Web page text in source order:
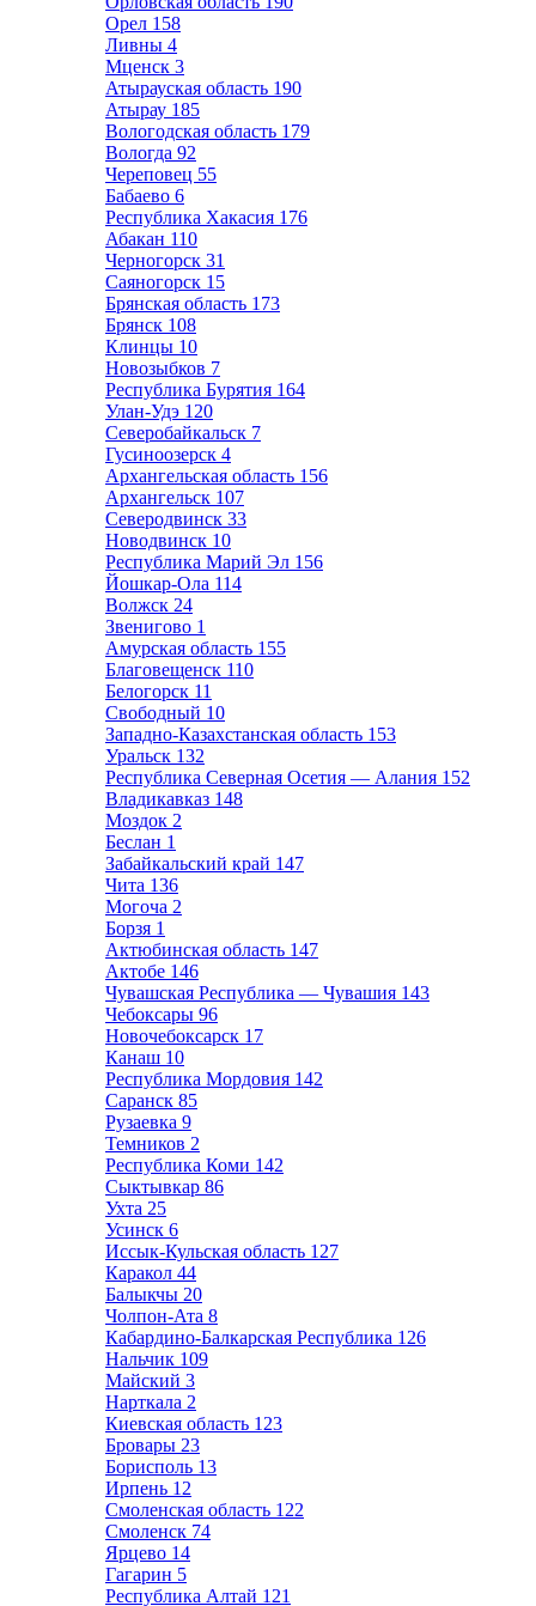
Орел 158
Ливны 4
Мценск 3
Атырауская область 190
Атырау 185
Вологодская область 179
Вологда 92
Череповец 55
Бабаево 6
Республика Хакасия 176
Абакан 110
Черногорск 31
Саяногорск 15
Брянская область 173
Брянск 108
Клинцы 10
Новозыбков 7
Республика Бурятия 164
Улан-Удэ 120
Северобайкальск 7
Гусиноозерск 4
Архангельская область 156
Архангельск 107
Северодвинск 33
Новодвинск 10
Республика Марий Эл 156
Йошкар-Ола 114
Волжск 24
Звенигово 1
Амурская область 155
Благовещенск 110
Белогорск 11
Свободный 10
Западно-Казахстанская область 153
Уральск 132
Республика Северная Осетия — Алания 152
Владикавказ 148
Моздок 2
Беслан 1
Забайкальский край 147
Чита 136
Могоча 2
Борзя 1
Актюбинская область 147
Актобе 146
Чувашская Республика — Чувашия 143
Чебоксары 96
Новочебоксарск 17
Канаш 10
Республика Мордовия 142
Саранск 85
Рузаевка 9
Темников 2
Республика Коми 142
Сыктывкар 86
Ухта 25
Усинск 6
Иссык-Кульская область 127
Каракол 44
Балыкчы 20
Чолпон-Ата 8
Кабардино-Балкарская Республика 126
Нальчик 109
Майский 3
Нарткала 2
Киевская область 123
Бровары 23
Борисполь 13
Ирпень 12
Смоленская область 122
Смоленск 74
Ярцево 14
Гагарин 5
Республика Алтай 121